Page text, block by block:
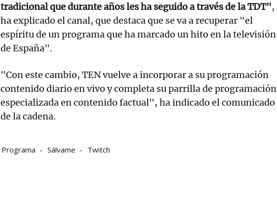
tradicional que durante años les ha seguido a través de la TDT",
ha explicado el canal, que destaca que se va a recuperar "el
espíritu de un programa que ha marcado un hito en la televisión
de España".
"Con este cambio, TEN vuelve a incorporar a su programación
contenido diario en vivo y completa su parrilla de programación
especializada en contenido factual", ha indicado el comunicado
de la cadena.
Programa Sálvame Twitch